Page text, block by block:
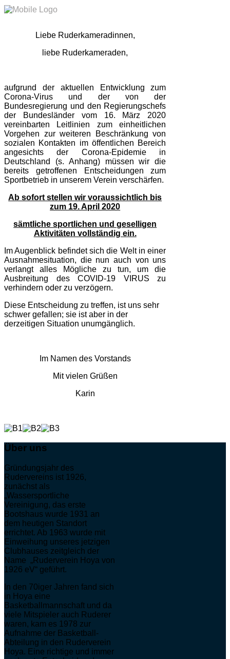
Liebe Ruderkameradinnen,
liebe Ruderkameraden,
aufgrund der aktuellen Entwicklung zum
Corona-Virus und der von der
Bundesregierung und den Regierungschefs
der Bundesländer vom 16. März 2020
vereinbarten Leitlinien zum einheitlichen
Vorgehen zur weiteren Beschränkung von
sozialen Kontakten im öffentlichen Bereich
angesichts der Corona-Epidemie in
Deutschland (s. Anhang) müssen wir die
bereits getroffenen Entscheidungen zum
Sportbetrieb in unserem Verein verschärfen.
Ab sofort stellen wir voraussichtlich bis
zum 19. April 2020
sämtliche sportlichen und geselligen
Aktivitäten vollständig ein.
Im Augenblick befindet sich die Welt in einer
Ausnahmesituation, die nun auch von uns
verlangt alles Mögliche zu tun, um die
Ausbreitung des COVID-19 VIRUS zu
verhindern oder zu verzögern.
Diese Entscheidung zu treffen, ist uns sehr
schwer gefallen; sie ist aber in der
derzeitigen Situation unumgänglich.
Im Namen des Vorstands
Mit vielen Grüßen
Karin
Über uns
Gründungsjahr des
Rudervereins ist 1926,
zunächst als
„Wassersportliche
Vereinigung, das erste
Bootshaus wurde 1931 an
dem heutigen Standort
errichtet. Ab 1963 wurde mit
Einweihung unseres jetzigen
Clubhauses zeitgleich der
Name „Ruderverein Hoya von
1926 eV“ geführt.
In den 70iger Jahren fand sich
in Hoya eine
Basketballmannschaft und da
viele Mitspieler auch Ruderer
waren, kam es 1978 zur
Aufnahme der Basketball-
Abteilung in den Ruderverein
Hoya. Eine richtige und immer